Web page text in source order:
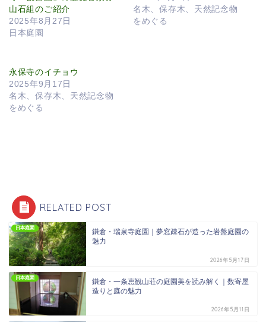
山石組のご紹介
2025年8月27日
日本庭園
名木、保存木、天然記念物
をめぐる
永保寺のイチョウ
2025年9月17日
名木、保存木、天然記念物
をめぐる
RELATED POST
日本庭園
鎌倉・瑞泉寺庭園｜夢窓疎石が造った岩盤庭園の
魅力
2026年5月17日
日本庭園
鎌倉・一条恵観山荘の庭園美を読み解く｜数寄屋
造りと庭の魅力
2026年5月11日